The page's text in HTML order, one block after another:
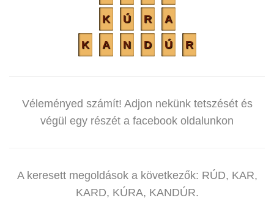
K Ú R A
K A N D Ú R
Véleményed számít! Adjon nekünk tetszését és
végül egy részét a facebook oldalunkon
A keresett megoldások a következők: RÚD, KAR,
KARD, KÚRA, KANDÚR.